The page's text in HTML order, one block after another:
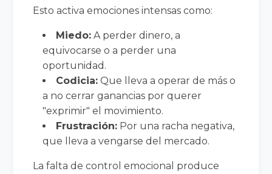
Esto activa emociones intensas como:
Miedo: A perder dinero, a
equivocarse o a perder una
oportunidad.
Codicia: Que lleva a operar de más o
a no cerrar ganancias por querer
"exprimir" el movimiento.
Frustración: Por una racha negativa,
que lleva a vengarse del mercado.
La falta de control emocional produce